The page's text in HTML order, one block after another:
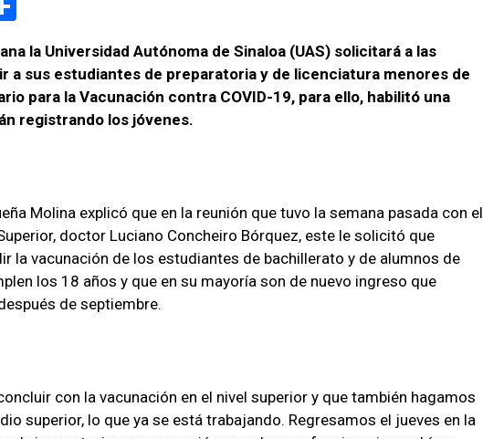
m
p
ar
la Universidad Autónoma de Sinaloa (UAS) solicitará a las
a sus estudiantes de preparatoria y de licenciatura menores de
para la Vacunación contra COVID-19, para ello, habilitó una
registrando los jóvenes.
Molina explicó que en la reunión que tuvo la semana pasada con el
doctor Luciano Concheiro Bórquez, este le solicitó que
la vacunación de los estudiantes de bachillerato y de alumnos de
los 18 años y que en su mayoría son de nuevo ingreso que
de septiembre.
con la vacunación en el nivel superior y que también hagamos
superior, lo que ya se está trabajando. Regresamos el jueves en la